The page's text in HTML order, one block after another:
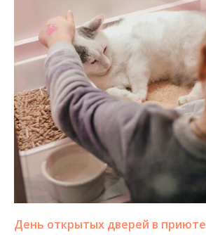
День открытых дверей в приюте